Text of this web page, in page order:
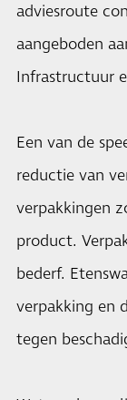
adviesroute
aangeboden
Infrastructuur
Een van de
reductie van
verpakkingen
product.
bederf.
verpakking en
tegen